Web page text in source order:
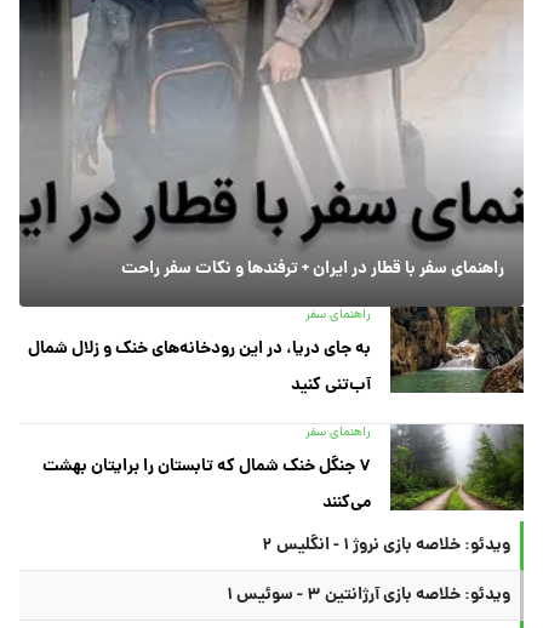
راهنمای سفر با قطار در ایران + ترفندها و نکات سفر راحت
راهنمای سفر
به جای دریا، در این رودخانه‌های خنک و زلال شمال
آب‌تنی کنید
راهنمای سفر
۷ جنگل خنک شمال که تابستان را برایتان بهشت
می‌کنند
ویدئو: خلاصه بازی نروژ ۱ - انگلیس ۲
ویدئو: خلاصه بازی آرژانتین ۳ - سوئیس ۱